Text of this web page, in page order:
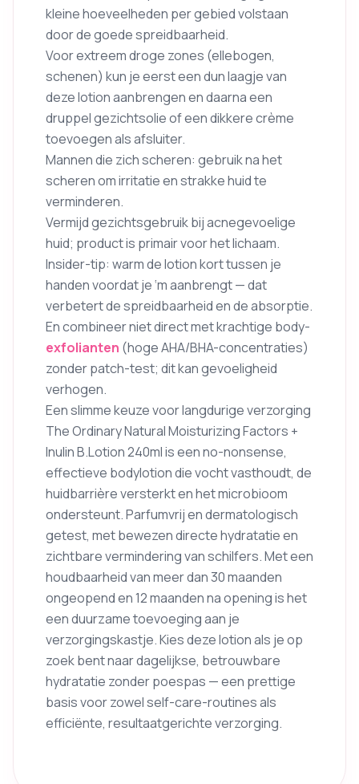
kleine hoeveelheden per gebied volstaan
door de goede spreidbaarheid.
Voor extreem droge zones (ellebogen,
schenen) kun je eerst een dun laagje van
deze lotion aanbrengen en daarna een
druppel gezichtsolie of een dikkere crème
toevoegen als afsluiter.
Mannen die zich scheren: gebruik na het
scheren om irritatie en strakke huid te
verminderen.
Vermijd gezichtsgebruik bij acnegevoelige
huid; product is primair voor het lichaam.
Insider-tip: warm de lotion kort tussen je
handen voordat je ‘m aanbrengt — dat
verbetert de spreidbaarheid en de absorptie.
En combineer niet direct met krachtige body-
exfolianten (hoge AHA/BHA-concentraties)
zonder patch-test; dit kan gevoeligheid
verhogen.
Een slimme keuze voor langdurige verzorging
The Ordinary Natural Moisturizing Factors +
Inulin B.Lotion 240ml is een no-nonsense,
effectieve bodylotion die vocht vasthoudt, de
huidbarrière versterkt en het microbioom
ondersteunt. Parfumvrij en dermatologisch
getest, met bewezen directe hydratatie en
zichtbare vermindering van schilfers. Met een
houdbaarheid van meer dan 30 maanden
ongeopend en 12 maanden na opening is het
een duurzame toevoeging aan je
verzorgingskastje. Kies deze lotion als je op
zoek bent naar dagelijkse, betrouwbare
hydratatie zonder poespas — een prettige
basis voor zowel self-care-routines als
efficiënte, resultaatgerichte verzorging.